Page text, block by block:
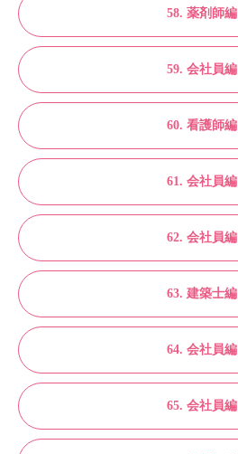
58. 薬剤師編
59. 会社員編
60. 看護師編
61. 会社員編
62. 会社員編
63. 建築士編
64. 会社員編
65. 会社員編